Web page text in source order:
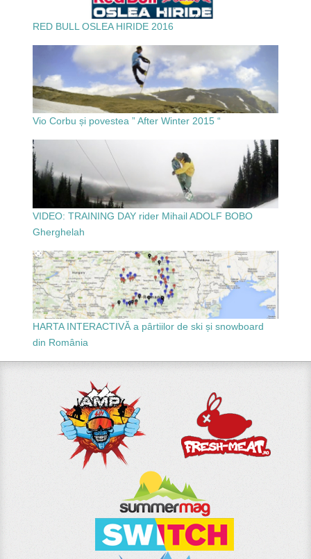
RED BULL OSLEA HIRIDE 2016
Vio Corbu și povestea ” After Winter 2015 “
VIDEO: TRAINING DAY rider Mihail ADOLF BOBO
Gherghelah
HARTA INTERACTIVĂ a pârtiilor de ski și snowboard
din România